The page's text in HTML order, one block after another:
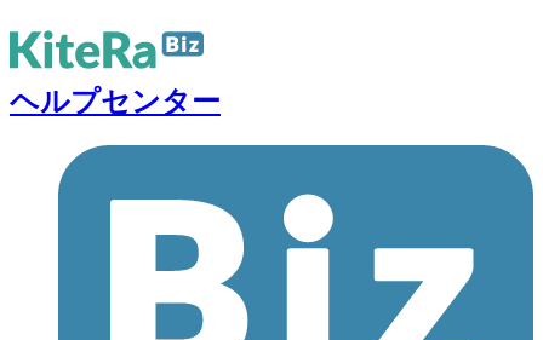
ヘルプセンター